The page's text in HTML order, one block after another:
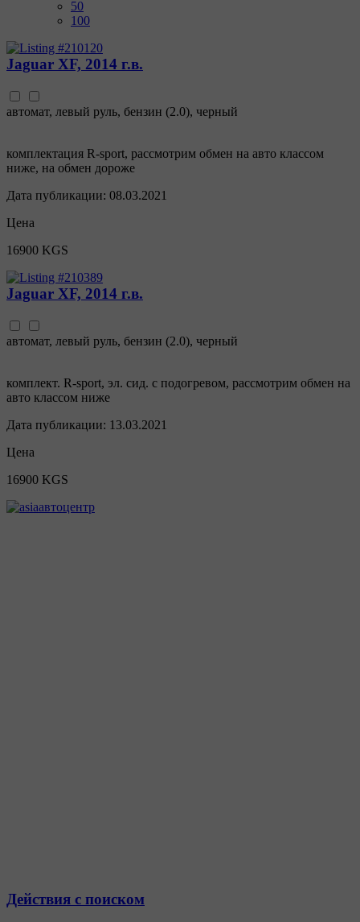
50
100
Jaguar XF, 2014 г.в.
автомат, левый руль, бензин (2.0), черный
комплектация R-sport, рассмотрим обмен на авто классом
ниже, на обмен дороже
Дата публикации: 08.03.2021
Цена
16900 KGS
Jaguar XF, 2014 г.в.
автомат, левый руль, бензин (2.0), черный
комплект. R-sport, эл. сид. с подогревом, рассмотрим обмен на
авто классом ниже
Дата публикации: 13.03.2021
Цена
16900 KGS
Действия с поиском